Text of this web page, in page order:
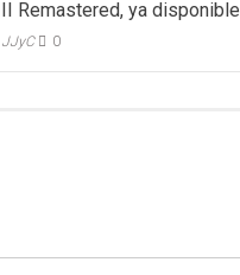
Remastered, ya disponible
JJyC 0